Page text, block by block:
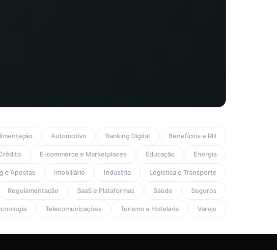
Automotivo Banking Digital Benefícios e RH
E-commerce e Marketplaces Educação Energia
e Apostas Imobiliário Indústria Logística e Transporte
Regulamentação SaaS e Plataformas Saúde Seguros
Telecomunicações Turismo e Hotelaria Varejo